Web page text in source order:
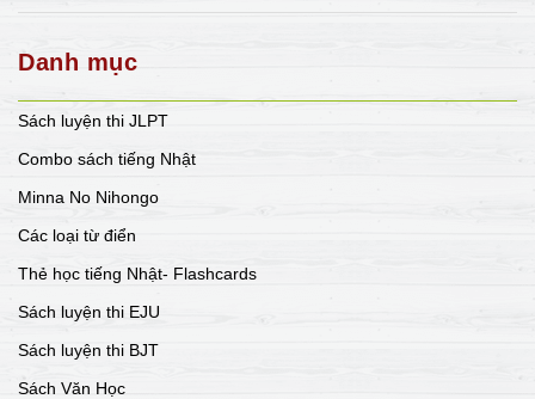
Danh mục
Sách luyện thi JLPT
Combo sách tiếng Nhật
Minna No Nihongo
Các loại từ điển
Thẻ học tiếng Nhật- Flashcards
Sách luyện thi EJU
Sách luyện thi BJT
Sách Văn Học